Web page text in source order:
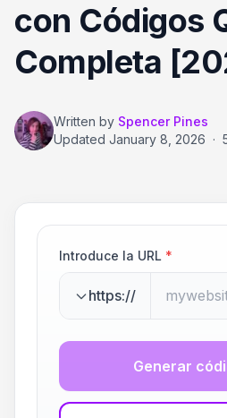
con Códigos
Completa
Written by Spencer Pines
Updated January 8, 2026 ·
Introduce la URL *
https://
Generar